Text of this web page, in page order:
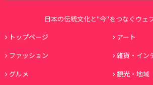
日本の伝統文化と"今"をつなぐウェ
トップページ
アート
ファッション
雑貨・イン
グルメ
観光・地域